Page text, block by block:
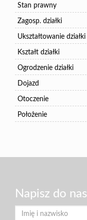
Stan prawny
Zagosp. działki
Ukształtowanie działki
Kształt działki
Ogrodzenie działki
Dojazd
Otoczenie
Położenie
Napisz do nas